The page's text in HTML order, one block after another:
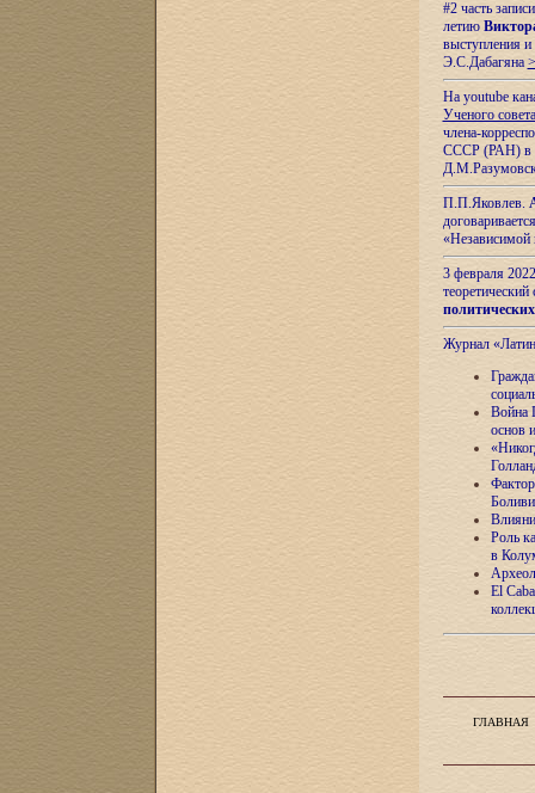
#2 часть
летию
выступления
Э.С.Дабагяна
На youtube
Ученого
члена-
СССР (РАН) в
П.П.Яковлев.
«Независимой
3 февраля
теоретический
Журнал
Война
основ
Роль
в
El
ГЛАВНАЯ